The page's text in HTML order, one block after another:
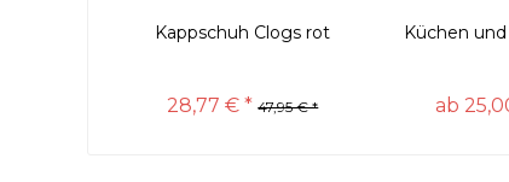
Kappschuh Clogs rot
28,77 € * 47,95 € *
Küchen
ab